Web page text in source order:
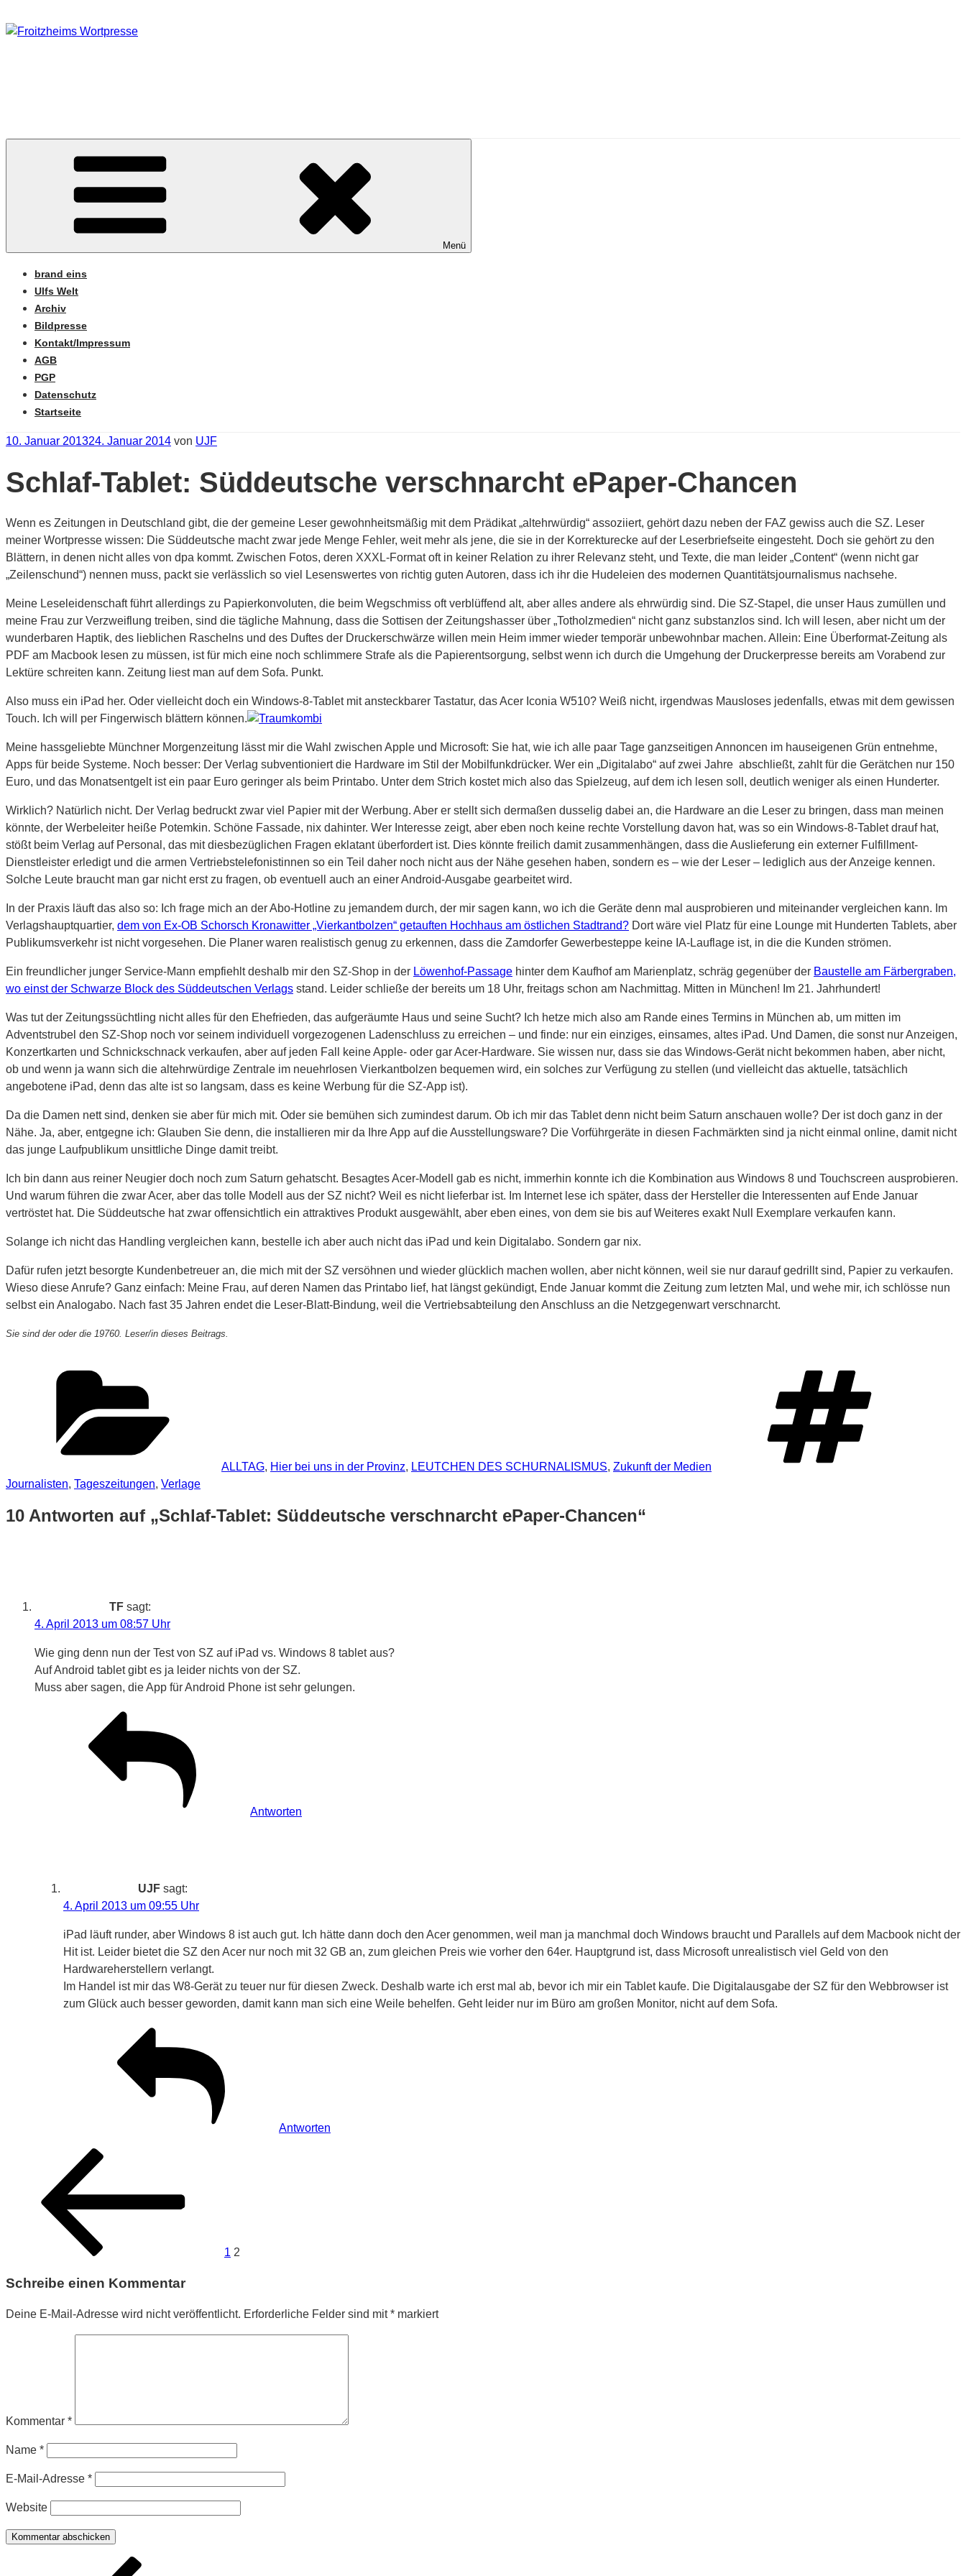
Inhalt
Menü
brand eins
Ulfs Welt
Archiv
Bildpresse
Kontakt/Impressum
AGB
PGP
Datenschutz
Startseite
Veröffentlicht
10. Januar 201324. Januar 2014 von UJF
Schlaf-Tablet: Süddeutsche verschnarcht ePaper-Chancen
Wenn es Zeitungen in Deutschland gibt, die der gemeine Leser gewohnheitsmäßig mit dem Prädikat „altehrwürdig“ assoziiert, gehört dazu neben der FAZ gewiss auch die SZ. Leser
meiner Wortpresse wissen: Die Süddeutsche macht zwar jede Menge Fehler, weit mehr als jene, die sie in der Korrekturecke auf der Leserbriefseite eingesteht. Doch sie gehört zu den
Blättern, in denen nicht alles von dpa kommt. Zwischen Fotos, deren XXXL-Format oft in keiner Relation zu ihrer Relevanz steht, und Texte, die man leider „Content“ (wenn nicht gar
„Zeilenschund“) nennen muss, packt sie verlässlich so viel Lesenswertes von richtig guten Autoren, dass ich ihr die Hudeleien des modernen Quantitätsjournalismus nachsehe.
Meine Leseleidenschaft führt allerdings zu Papierkonvoluten, die beim Wegschmiss oft verblüffend alt, aber alles andere als ehrwürdig sind. Die SZ-Stapel, die unser Haus zumüllen und
meine Frau zur Verzweiflung treiben, sind die tägliche Mahnung, dass die Sottisen der Zeitungshasser über „Totholzmedien“ nicht ganz substanzlos sind. Ich will lesen, aber nicht um der
wunderbaren Haptik, des lieblichen Raschelns und des Duftes der Druckerschwärze willen mein Heim immer wieder temporär unbewohnbar machen. Allein: Eine Überformat-Zeitung als
PDF am Macbook lesen zu müssen, ist für mich eine noch schlimmere Strafe als die Papierentsorgung, selbst wenn ich durch die Umgehung der Druckerpresse bereits am Vorabend zur
Lektüre schreiten kann. Zeitung liest man auf dem Sofa. Punkt.
Also muss ein iPad her. Oder vielleicht doch ein Windows-8-Tablet mit ansteckbarer Tastatur, das Acer Iconia W510? Weiß nicht, irgendwas Mausloses jedenfalls, etwas mit dem gewissen
Touch. Ich will per Fingerwisch blättern können.
Meine hassgeliebte Münchner Morgenzeitung lässt mir die Wahl zwischen Apple und Microsoft: Sie hat, wie ich alle paar Tage ganzseitigen Annoncen im hauseigenen Grün entnehme,
Apps für beide Systeme. Noch besser: Der Verlag subventioniert die Hardware im Stil der Mobilfunkdrücker. Wer ein „Digitalabo“ auf zwei Jahre abschließt, zahlt für die Gerätchen nur 150
Euro, und das Monatsentgelt ist ein paar Euro geringer als beim Printabo. Unter dem Strich kostet mich also das Spielzeug, auf dem ich lesen soll, deutlich weniger als einen Hunderter.
Wirklich? Natürlich nicht. Der Verlag bedruckt zwar viel Papier mit der Werbung. Aber er stellt sich dermaßen dusselig dabei an, die Hardware an die Leser zu bringen, dass man meinen
könnte, der Werbeleiter heiße Potemkin. Schöne Fassade, nix dahinter. Wer Interesse zeigt, aber eben noch keine rechte Vorstellung davon hat, was so ein Windows-8-Tablet drauf hat,
stößt beim Verlag auf Personal, das mit diesbezüglichen Fragen eklatant überfordert ist. Dies könnte freilich damit zusammenhängen, dass die Auslieferung ein externer Fulfillment-
Dienstleister erledigt und die armen Vertriebstelefonistinnen so ein Teil daher noch nicht aus der Nähe gesehen haben, sondern es – wie der Leser – lediglich aus der Anzeige kennen.
Solche Leute braucht man gar nicht erst zu fragen, ob eventuell auch an einer Android-Ausgabe gearbeitet wird.
In der Praxis läuft das also so: Ich frage mich an der Abo-Hotline zu jemandem durch, der mir sagen kann, wo ich die Geräte denn mal ausprobieren und miteinander vergleichen kann. Im
Verlagshauptquartier, dem von Ex-OB Schorsch Kronawitter „Vierkantbolzen“ getauften Hochhaus am östlichen Stadtrand? Dort wäre viel Platz für eine Lounge mit Hunderten Tablets, aber
Publikumsverkehr ist nicht vorgesehen. Die Planer waren realistisch genug zu erkennen, dass die Zamdorfer Gewerbesteppe keine IA-Lauflage ist, in die die Kunden strömen.
Ein freundlicher junger Service-Mann empfiehlt deshalb mir den SZ-Shop in der Löwenhof-Passage hinter dem Kaufhof am Marienplatz, schräg gegenüber der Baustelle am Färbergraben,
wo einst der Schwarze Block des Süddeutschen Verlags stand. Leider schließe der bereits um 18 Uhr, freitags schon am Nachmittag. Mitten in München! Im 21. Jahrhundert!
Was tut der Zeitungssüchtling nicht alles für den Ehefrieden, das aufgeräumte Haus und seine Sucht? Ich hetze mich also am Rande eines Termins in München ab, um mitten im
Adventstrubel den SZ-Shop noch vor seinem individuell vorgezogenen Ladenschluss zu erreichen – und finde: nur ein einziges, einsames, altes iPad. Und Damen, die sonst nur Anzeigen,
Konzertkarten und Schnickschnack verkaufen, aber auf jeden Fall keine Apple- oder gar Acer-Hardware. Sie wissen nur, dass sie das Windows-Gerät nicht bekommen haben, aber nicht,
ob und wenn ja wann sich die altehrwürdige Zentrale im neuehrlosen Vierkantbolzen bequemen wird, ein solches zur Verfügung zu stellen (und vielleicht das aktuelle, tatsächlich
angebotene iPad, denn das alte ist so langsam, dass es keine Werbung für die SZ-App ist).
Da die Damen nett sind, denken sie aber für mich mit. Oder sie bemühen sich zumindest darum. Ob ich mir das Tablet denn nicht beim Saturn anschauen wolle? Der ist doch ganz in der
Nähe. Ja, aber, entgegne ich: Glauben Sie denn, die installieren mir da Ihre App auf die Ausstellungsware? Die Vorführgeräte in diesen Fachmärkten sind ja nicht einmal online, damit nicht
das junge Laufpublikum unsittliche Dinge damit treibt.
Ich bin dann aus reiner Neugier doch noch zum Saturn gehatscht. Besagtes Acer-Modell gab es nicht, immerhin konnte ich die Kombination aus Windows 8 und Touchscreen ausprobieren.
Und warum führen die zwar Acer, aber das tolle Modell aus der SZ nicht? Weil es nicht lieferbar ist. Im Internet lese ich später, dass der Hersteller die Interessenten auf Ende Januar
vertröstet hat. Die Süddeutsche hat zwar offensichtlich ein attraktives Produkt ausgewählt, aber eben eines, von dem sie bis auf Weiteres exakt Null Exemplare verkaufen kann.
Solange ich nicht das Handling vergleichen kann, bestelle ich aber auch nicht das iPad und kein Digitalabo. Sondern gar nix.
Dafür rufen jetzt besorgte Kundenbetreuer an, die mich mit der SZ versöhnen und wieder glücklich machen wollen, aber nicht können, weil sie nur darauf gedrillt sind, Papier zu verkaufen.
Wieso diese Anrufe? Ganz einfach: Meine Frau, auf deren Namen das Printabo lief, hat längst gekündigt, Ende Januar kommt die Zeitung zum letzten Mal, und wehe mir, ich schlösse nun
selbst ein Analogabo. Nach fast 35 Jahren endet die Leser-Blatt-Bindung, weil die Vertriebsabteilung den Anschluss an die Netzgegenwart verschnarcht.
Sie sind der oder die 19760. Leser/in dieses Beitrags.
ALLTAG, Hier bei uns in der Provinz, LEUTCHEN DES SCHURNALISMUS, Zukunft der Medien
Journalisten, Tageszeitungen, Verlage
10 Antworten auf „Schlaf-Tablet: Süddeutsche verschnarcht ePaper-Chancen“
TF sagt:
4. April 2013 um 08:57 Uhr
Wie ging denn nun der Test von SZ auf iPad vs. Windows 8 tablet aus?
Auf Android tablet gibt es ja leider nichts von der SZ.
Muss aber sagen, die App für Android Phone ist sehr gelungen.
Antworten
UJF sagt:
4. April 2013 um 09:55 Uhr
iPad läuft runder, aber Windows 8 ist auch gut. Ich hätte dann doch den Acer genommen, weil man ja manchmal doch Windows braucht und Parallels auf dem Macbook nicht der
Hit ist. Leider bietet die SZ den Acer nur noch mit 32 GB an, zum gleichen Preis wie vorher den 64er. Hauptgrund ist, dass Microsoft unrealistisch viel Geld von den
Hardwareherstellern verlangt.
Im Handel ist mir das W8-Gerät zu teuer nur für diesen Zweck. Deshalb warte ich erst mal ab, bevor ich mir ein Tablet kaufe. Die Digitalausgabe der SZ für den Webbrowser ist
zum Glück auch besser geworden, damit kann man sich eine Weile behelfen. Geht leider nur im Büro am großen Monitor, nicht auf dem Sofa.
Antworten
Seitennummerierung
Kommentare
1 2
Schreibe einen Kommentar
Deine E-Mail-Adresse wird nicht veröffentlicht. Erforderliche Felder sind mit* markiert
Kommentar *
Name *
E-Mail-Adresse *
Website
Beitragsnavigation